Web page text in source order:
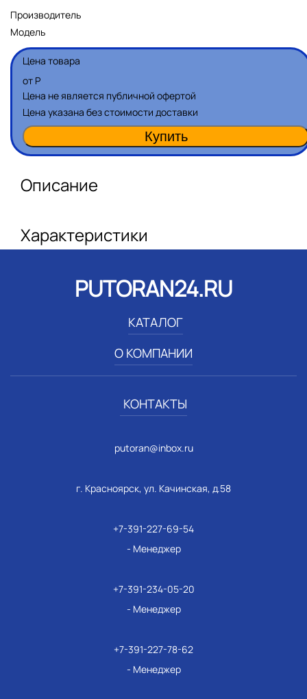
Производитель
Модель
Цена товара
от Р
Цена не является публичной офертой
Цена указана без стоимости доставки
Описание
Характеристики
PUTORAN24.RU
КАТАЛОГ
О КОМПАНИИ
КОНТАКТЫ
putoran@inbox.ru
г. Красноярск, ул. Качинская, д.58
+7-391-227-69-54
- Менеджер
+7-391-234-05-20
- Менеджер
+7-391-227-78-62
- Менеджер